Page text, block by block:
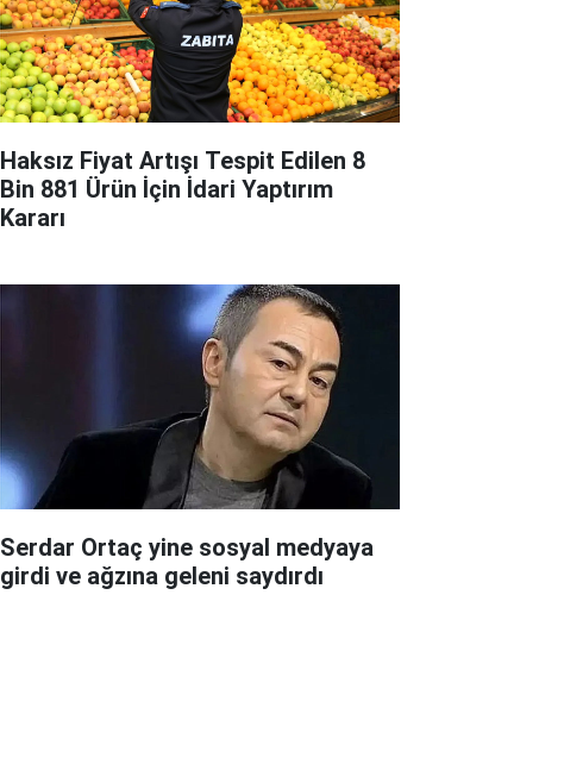
Haksız Fiyat Artışı Tespit Edilen 8
Bin 881 Ürün İçin İdari Yaptırım
Kararı
Serdar Ortaç yine sosyal medyaya
girdi ve ağzına geleni saydırdı